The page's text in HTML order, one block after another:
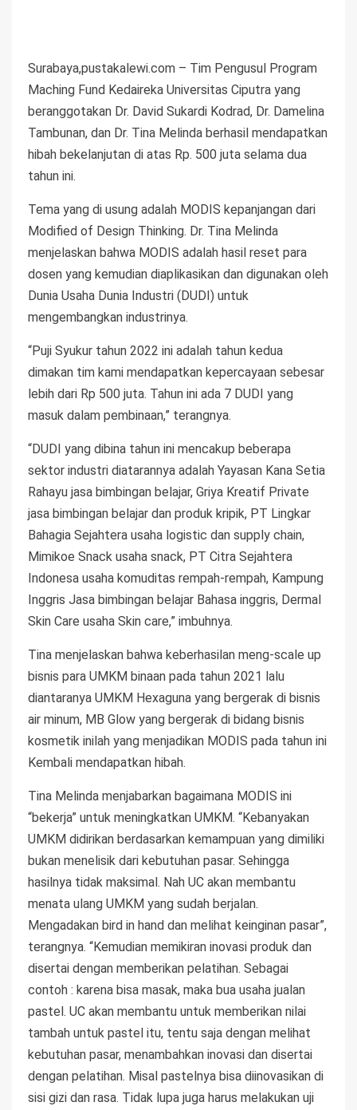
Surabaya,pustakalewi.com – Tim Pengusul Program
Maching Fund Kedaireka Universitas Ciputra yang
beranggotakan Dr. David Sukardi Kodrad, Dr. Damelina
Tambunan, dan Dr. Tina Melinda berhasil mendapatkan
hibah bekelanjutan di atas Rp. 500 juta selama dua
tahun ini.
Tema yang di usung adalah MODIS kepanjangan dari
Modified of Design Thinking. Dr. Tina Melinda
menjelaskan bahwa MODIS adalah hasil reset para
dosen yang kemudian diaplikasikan dan digunakan oleh
Dunia Usaha Dunia Industri (DUDI) untuk
mengembangkan industrinya.
“Puji Syukur tahun 2022 ini adalah tahun kedua
dimakan tim kami mendapatkan kepercayaan sebesar
lebih dari Rp 500 juta. Tahun ini ada 7 DUDI yang
masuk dalam pembinaan,” terangnya.
“DUDI yang dibina tahun ini mencakup beberapa
sektor industri diatarannya adalah Yayasan Kana Setia
Rahayu jasa bimbingan belajar, Griya Kreatif Private
jasa bimbingan belajar dan produk kripik, PT Lingkar
Bahagia Sejahtera usaha logistic dan supply chain,
Mimikoe Snack usaha snack, PT Citra Sejahtera
Indonesa usaha komuditas rempah-rempah, Kampung
Inggris Jasa bimbingan belajar Bahasa inggris, Dermal
Skin Care usaha Skin care,” imbuhnya.
Tina menjelaskan bahwa keberhasilan meng-scale up
bisnis para UMKM binaan pada tahun 2021 lalu
diantaranya UMKM Hexaguna yang bergerak di bisnis
air minum, MB Glow yang bergerak di bidang bisnis
kosmetik inilah yang menjadikan MODIS pada tahun ini
Kembali mendapatkan hibah.
Tina Melinda menjabarkan bagaimana MODIS ini
“bekerja” untuk meningkatkan UMKM. “Kebanyakan
UMKM didirikan berdasarkan kemampuan yang dimiliki
bukan menelisik dari kebutuhan pasar. Sehingga
hasilnya tidak maksimal. Nah UC akan membantu
menata ulang UMKM yang sudah berjalan.
Mengadakan bird in hand dan melihat keinginan pasar”,
terangnya. “Kemudian memikiran inovasi produk dan
disertai dengan memberikan pelatihan. Sebagai
contoh : karena bisa masak, maka bua usaha jualan
pastel. UC akan membantu untuk memberikan nilai
tambah untuk pastel itu, tentu saja dengan melihat
kebutuhan pasar, menambahkan inovasi dan disertai
dengan pelatihan. Misal pastelnya bisa diinovasikan di
sisi gizi dan rasa. Tidak lupa juga harus melakukan uji